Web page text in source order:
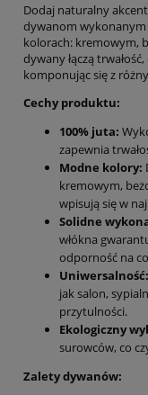
Dodaj naturalny
dywanom wykonanym
kolorach: kremowym,
dywany łączą
komponując się z
Cechy produktu:
100% juta:
zapewnia
Modne kolory:
kremowym,
wpisują się w
Solidne
włókna
odporność na
Uniwersalność:
jak salon,
przytulności.
Ekologiczny
surowców, co
Zalety dywanów: